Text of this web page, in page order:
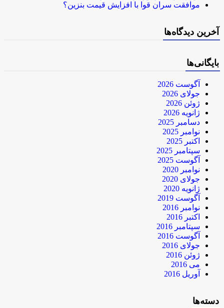
موافقت سران قوا با افزایش قیمت بنزین؟
آخرین دیدگاه‌ها
بایگانی‌ها
آگوست 2026
جولای 2026
ژوئن 2026
ژانویه 2026
دسامبر 2025
نوامبر 2025
اکتبر 2025
سپتامبر 2025
آگوست 2025
نوامبر 2020
جولای 2020
ژانویه 2020
آگوست 2019
نوامبر 2016
اکتبر 2016
سپتامبر 2016
آگوست 2016
جولای 2016
ژوئن 2016
می 2016
آوریل 2016
دسته‌ها